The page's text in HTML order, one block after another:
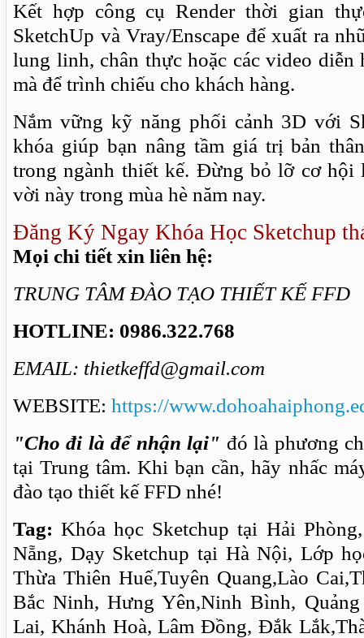
Kết hợp công cụ Render thời gian
SketchUp và Vray/Enscape để xuất ra
lung linh, chân thực hoặc các video
mà để trình chiếu cho khách hàng.
Nắm vững kỹ năng phối cảnh 3D với
khóa giúp bạn nâng tầm giá trị bản
trong ngành thiết kế. Đừng bỏ lỡ cơ hội
vời này trong mùa hè năm nay.
Đăng Ký Ngay Khóa Học Sketchup
Mọi chi tiết xin liên hệ:
TRUNG TÂM ĐÀO TẠO THIẾT KẾ FFD
HOTLINE: 0986.322.768
EMAIL: thietkeffd@gmail.com
WEBSITE: https://
"Cho đi là để nhận lại" đó là phương
tại Trung tâm. Khi bạn cần, hãy nhấc
đào tạo thiết kế FFD nhé!
Tag: Khóa học Sketchup tại Hải
Nẵng, Dạy Sketchup tại Hà Nội, Lớp
Thừa Thiên Huế,Tuyên Quang,Lào
Bắc Ninh, Hưng Yên,Ninh Bình,
Lai, Khánh Hoà, Lâm Đồng, Đắk